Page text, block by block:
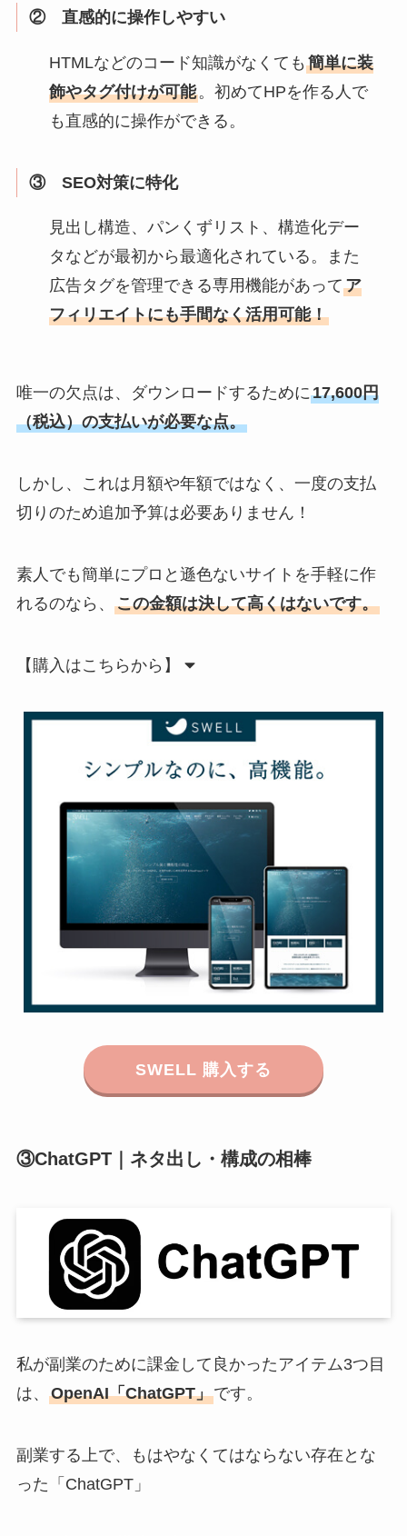
② 直感的に操作しやすい
HTMLなどのコード知識がなくても 簡単に装
飾やタグ付けが可能。初めてHPを作る人で
も直感的に操作ができる。
③ SEO対策に特化
見出し構造、パンくずリスト、構造化デー
タなどが最初から最適化されている。また
広告タグを管理できる専用機能があってア
フィリエイトにも手間なく活用可能！
唯一の欠点は、ダウンロードするために17,600円
（税込）の支払いが必要な点。
しかし、これは月額や年額ではなく、一度の支払
切りのため追加予算は必要ありません！
素人でも簡単にプロと遜色ないサイトを手軽に作
れるのなら、 この金額は決して高くはないです。
【購入はこちらから】
SWELL 購入する
③ChatGPT｜ネタ出し・構成の相棒
私が副業のために課金して良かったアイテム3つ目
は、 OpenAI「ChatGPT」です。
副業する上で、もはやなくてはならない存在とな
った「ChatGPT」